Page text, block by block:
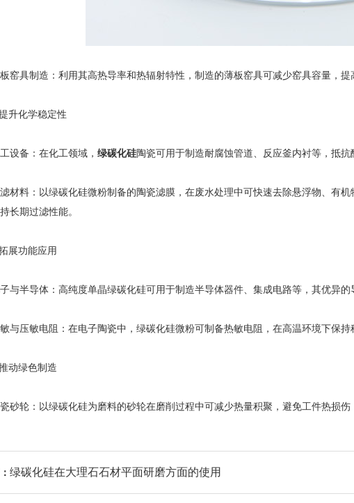
具制造：利用其高热导率和热辐射特性，制造的薄板窑具可减少窑具容量，提
化学稳定性
备：在化工领域， 绿碳化硅陶瓷可用于制造耐腐蚀管道、反应釜内衬等，抵
料：以绿碳化硅微粉制备的陶瓷滤膜，在废水处理中可快速去除悬浮物、有机
长期过滤性能。
功能应用
半导体：高纯度单晶绿碳化硅可用于制造半导体器件、集成电路等，其优异的
压敏电阻：在电子陶瓷中，绿碳化硅微粉可制备热敏电阻，在高温环境下保持
绿色制造
轮：以绿碳化硅为磨料的砂轮在磨削过程中可减少热量积聚，避免工件热损伤
绿碳化硅在大理石石材平面研磨方面的使用